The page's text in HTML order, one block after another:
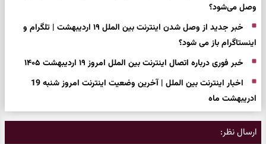
وصل می‌شود؟
خبر جدید از وصل شدن اینترنت بین الملل ۱۹ اردیبهشت | تلگرام و
اینستاگرام باز می شود؟
خبر فوری درباره اتصال اینترنت بین الملل امروز ۱۹ اردیبهشت ۱۴۰۵
اخبار اینترنت بین الملل | آخرین وضعیت اینترنت امروز شنبه 19
ادریبهشت ماه
ارسال نظر: